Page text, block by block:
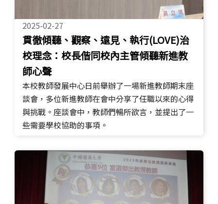
2025-02-27
貫徹傾聽、觀察、遠見、執行(LOVE)治
校理念：校長偕同校內主管傾聽新進教
師心聲
本校教師發展中心日前舉辦了一場新進教師期末座
談會，多位新進教師在會中分享了任職以來的心得
與挑戰。座談會中，教師們暢所欲言，並提出了一
些需要學校協助的事項。